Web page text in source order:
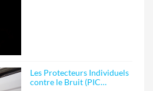
Les Protecteurs Individuels
contre le Bruit (PIC…